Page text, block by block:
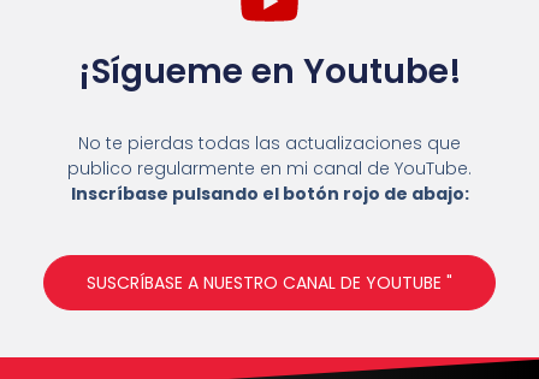
¡Sígueme en Youtube!
No te pierdas todas las actualizaciones que
publico regularmente en mi canal de YouTube.
Inscríbase pulsando el botón rojo de abajo:
SUSCRÍBASE A NUESTRO CANAL DE YOUTUBE "